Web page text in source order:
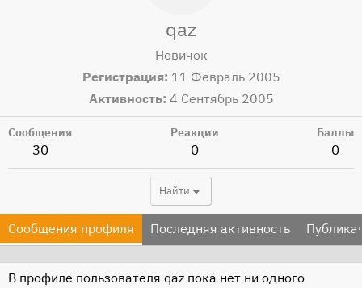
qaz
Новичок
Регистрация 11 Февраль 2005
Активность 4 Сентябрь 2005
Сообщения
30
Реакции
0
Баллы
0
Найти
Сообщения профиля Последняя активность
В профиле пользователя qaz пока нет ни одного